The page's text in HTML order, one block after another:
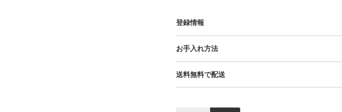
登録情報
お手入れ方法
送料無料で配送